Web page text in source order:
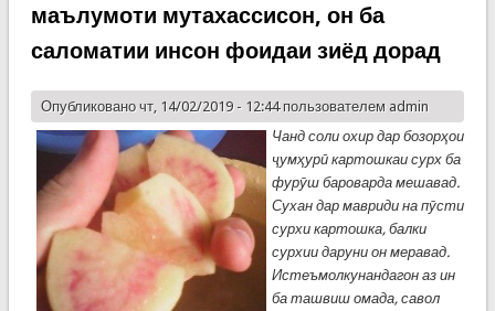
маълумоти мутахассисон, он ба
саломатии инсон фоидаи зиёд дорад
Опубликовано чт, 14/02/2019 - 12:44 пользователем admin
Чанд соли охир дар бозорҳои
ҷумҳурӣ картошкаи сурх ба
фурӯш бароварда мешавад.
Сухан дар мавриди на пӯсти
сурхи картошка, балки
сурхии даруни он меравад.
Истеъмолкунандагон аз ин
ба ташвиш омада, савол